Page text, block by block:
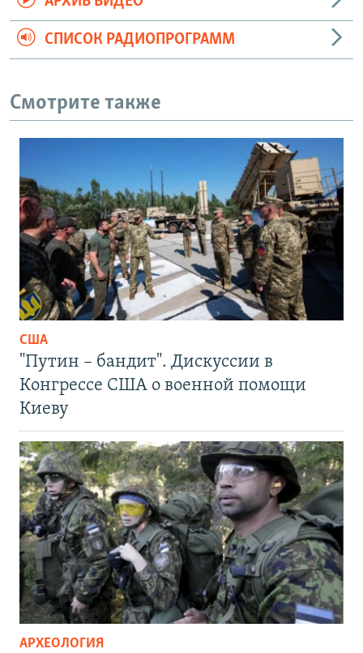
СПИСОК РАДИОПРОГРАММ
Смотрите также
США
"Путин – бандит". Дискуссии в
Конгрессе США о военной помощи
Киеву
АРХЕОЛОГИЯ